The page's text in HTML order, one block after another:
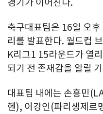
경기가 이어진다.
축구대표팀은 16일 오
리를 발표한다. 월드컵
K리그1 15라운드가 열
되기 전 존재감을 알릴
대표팀 내에는 손흥민
헨), 이강인(파리생제르